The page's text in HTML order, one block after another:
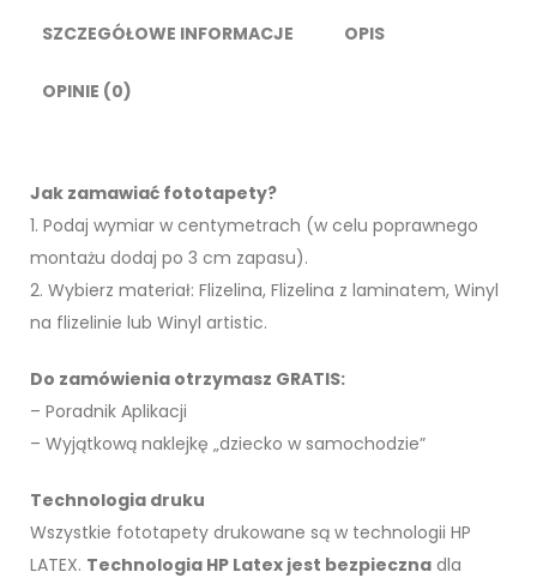
SZCZEGÓŁOWE INFORMACJE OPIS
OPINIE (0)
Jak zamawiać fototapety?
1. Podaj wymiar w centymetrach (w celu poprawnego
montażu dodaj po 3 cm zapasu).
2. Wybierz materiał: Flizelina, Flizelina z laminatem, Winyl
na flizelinie lub Winyl artistic.
Do zamówienia otrzymasz GRATIS:
– Poradnik Aplikacji
– Wyjątkową naklejkę „dziecko w samochodzie”
Technologia druku
Wszystkie fototapety drukowane są w technologii HP
LATEX. Technologia HP Latex jest bezpieczna dla